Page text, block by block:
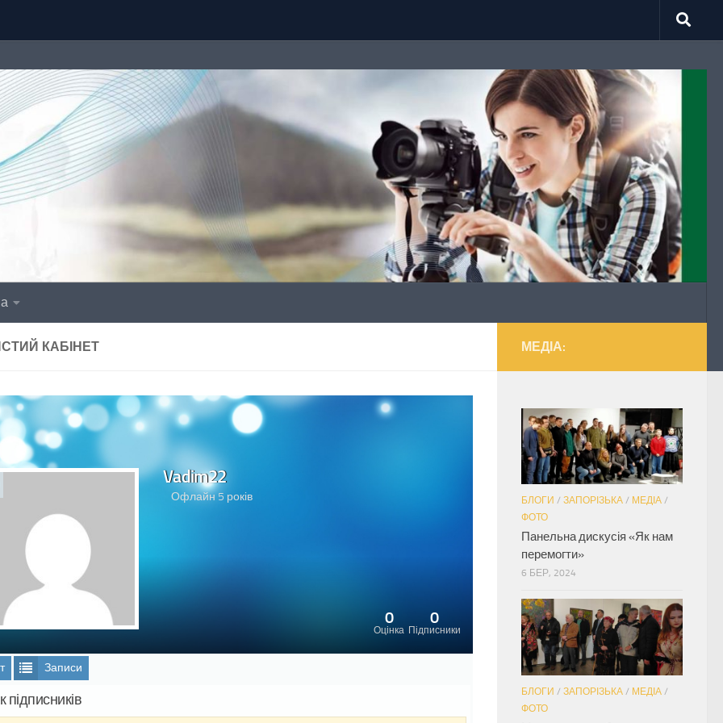
КАБІНЕТ
Vadim22
Офлайн 5 років
Оцінка
0
Підписники
0
Записи
підписників
МЕДІА:
БЛОГИ / ЗАПОРІЗЬКА / МЕДІА /
ФОТО
Панельна дискусія «Як нам
перемогти»
6 БЕР, 2024
БЛОГИ / ЗАПОРІЗЬКА / МЕДІА /
ФОТО